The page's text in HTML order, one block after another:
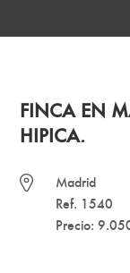
FINCA EN
HIPICA.
Madrid
Ref. 1540
Precio: